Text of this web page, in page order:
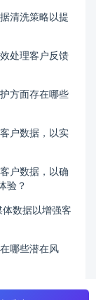
清洗策略以提
处理客户反馈
方面存在哪些
户数据，以实
户数据，以确
验？
数据以增强客
哪些潜在风